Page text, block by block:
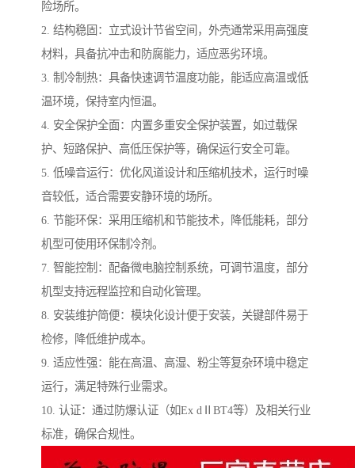
险场所。
2. 结构稳固：立式设计节省空间，外壳通常采用高强度
材料，具备抗冲击和防腐能力，适应恶劣环境。
3. 制冷制热：具备快速调节温度功能，能适应高温或低
温环境，保持室内恒温。
4. 安全保护全面：内置多重安全保护装置，如过载保
护、短路保护、高低压保护等，确保运行安全可靠。
5. 低噪音运行：优化风道设计和压缩机技术，运行时噪
音较低，适合需要安静环境的场所。
6. 节能环保：采用压缩机和节能技术，降低能耗，部分
机型可使用环保制冷剂。
7. 智能控制：配备微电脑控制系统，可调节温度，部分
机型支持远程监控和自动化管理。
8. 安装维护简便：模块化设计便于安装，关键部件易于
检修，降低维护成本。
9. 适应性强：能在高温、高湿、粉尘等复杂环境中稳定
运行，满足特殊行业需求。
10. 认证：通过防爆认证（如Ex dⅡBT4等）及相关行业
标准，确保合规性。